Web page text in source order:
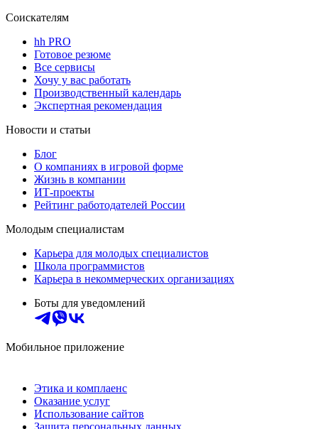
Соискателям
hh PRO
Готовое резюме
Все сервисы
Хочу у вас работать
Производственный календарь
Экспертная рекомендация
Новости и статьи
Блог
О компаниях в игровой форме
Жизнь в компании
ИТ-проекты
Рейтинг работодателей России
Молодым специалистам
Карьера для молодых специалистов
Школа программистов
Карьера в некоммерческих организациях
Боты для уведомлений
Мобильное приложение
Этика и комплаенс
Оказание услуг
Использование сайтов
Защита персональных данных